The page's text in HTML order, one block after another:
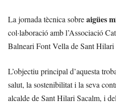
La jornada tècnica sobreaigües
col·laboració amb l’Associació
Balneari Font Vella de Sant Hilari
L’objectiu principal d’aquesta
salut, la sostenibilitat i la seva
alcalde de Sant Hilari Sacalm, i